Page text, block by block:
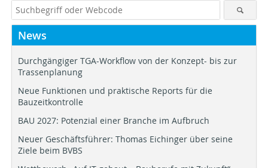
News
Durchgängiger TGA-Workflow von der Konzept- bis zur
Trassenplanung
Neue Funktionen und praktische Reports für die
Bauzeitkontrolle
BAU 2027: Potenzial einer Branche im Aufbruch
Neuer Geschäftsführer: Thomas Eichinger über seine
Ziele beim BVBS